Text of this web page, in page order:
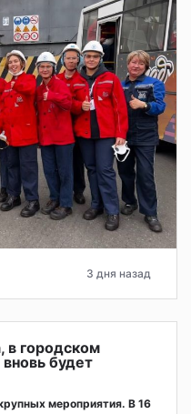
3 дня назад
в городском
будет
мероприятия. В 16